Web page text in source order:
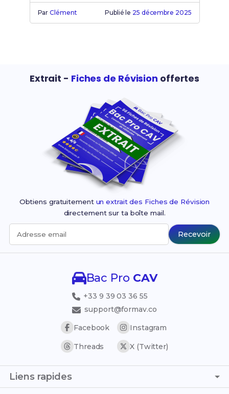
complet pour ta réussite.
ParClément Publié le 25 décembre 2025
Extrait - Fiches de Révision offertes
Obtiens gratuitement un extrait des Fiches de Révision
directement sur ta boîte mail.
Adresse email Recevoir
Bac Pro CAV
+33 9 39 03 36 55
support@formav.co
Facebook
Instagram
Threads X (Twitter)
Liens rapides